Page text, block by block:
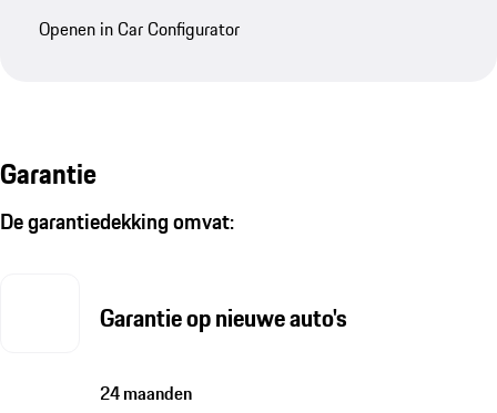
Openen in Car Configurator
Garantie
De garantiedekking omvat:
Garantie op nieuwe auto's
24 maanden